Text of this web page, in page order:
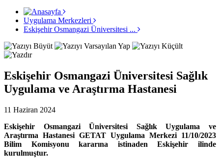
Uygulama Merkezleri
Eskişehir Osmangazi Üniversitesi ...
Eskişehir Osmangazi Üniversitesi Sağlık
Uygulama ve Araştırma Hastanesi
11 Haziran 2024
Eskişehir Osmangazi Üniversitesi Sağlık Uygulama ve
Araştırma Hastanesi GETAT Uygulama Merkezi 11/10/2023
Bilim Komisyonu kararına istinaden Eskişehir ilinde
kurulmuştur.